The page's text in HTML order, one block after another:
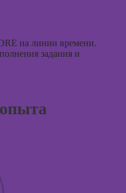
на линии времени.
задания и